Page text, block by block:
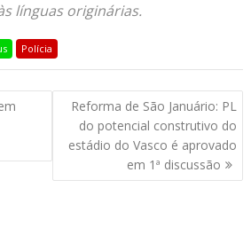
línguas originárias.
Polícia
Reforma de São Januário: PL
do potencial construtivo do
estádio do Vasco é aprovado
em 1ª discussão